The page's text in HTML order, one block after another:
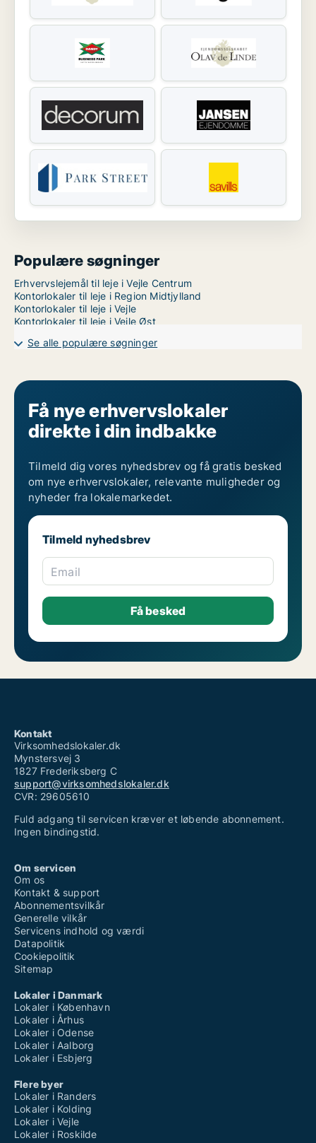
Populære søgninger
Erhvervslejemål til leje i Vejle Centrum
Kontorlokaler til leje i Region Midtjylland
Kontorlokaler til leje i Vejle
Kontorlokaler til leje i Vejle Øst
Se alle populære søgninger
Få nye erhvervslokaler
direkte i din indbakke
Tilmeld dig vores nyhedsbrev og få gratis besked
om nye erhvervslokaler, relevante muligheder og
nyheder fra lokalemarkedet.
Tilmeld nyhedsbrev
Email
Kontakt
Virksomhedslokaler.dk
Mynstersvej 3
1827 Frederiksberg C
support@virksomhedslokaler.dk
CVR: 29605610
Fuld adgang til servicen kræver et løbende abonnement.
Ingen bindingstid.
Om servicen
Om os
Kontakt & support
Abonnementsvilkår
Generelle vilkår
Servicens indhold og værdi
Datapolitik
Cookiepolitik
Sitemap
Lokaler i Danmark
Lokaler i København
Lokaler i Århus
Lokaler i Odense
Lokaler i Aalborg
Lokaler i Esbjerg
Flere byer
Lokaler i Randers
Lokaler i Kolding
Lokaler i Vejle
Lokaler i Roskilde